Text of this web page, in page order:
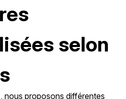
selon
nous proposons différentes